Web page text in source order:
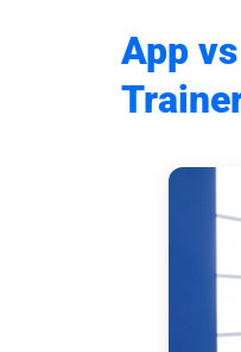
App